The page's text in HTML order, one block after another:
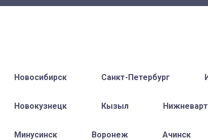
Новосибирск Санкт-Петербург
Новокузнецк Кызыл
Минусинск Воронеж Ачинск